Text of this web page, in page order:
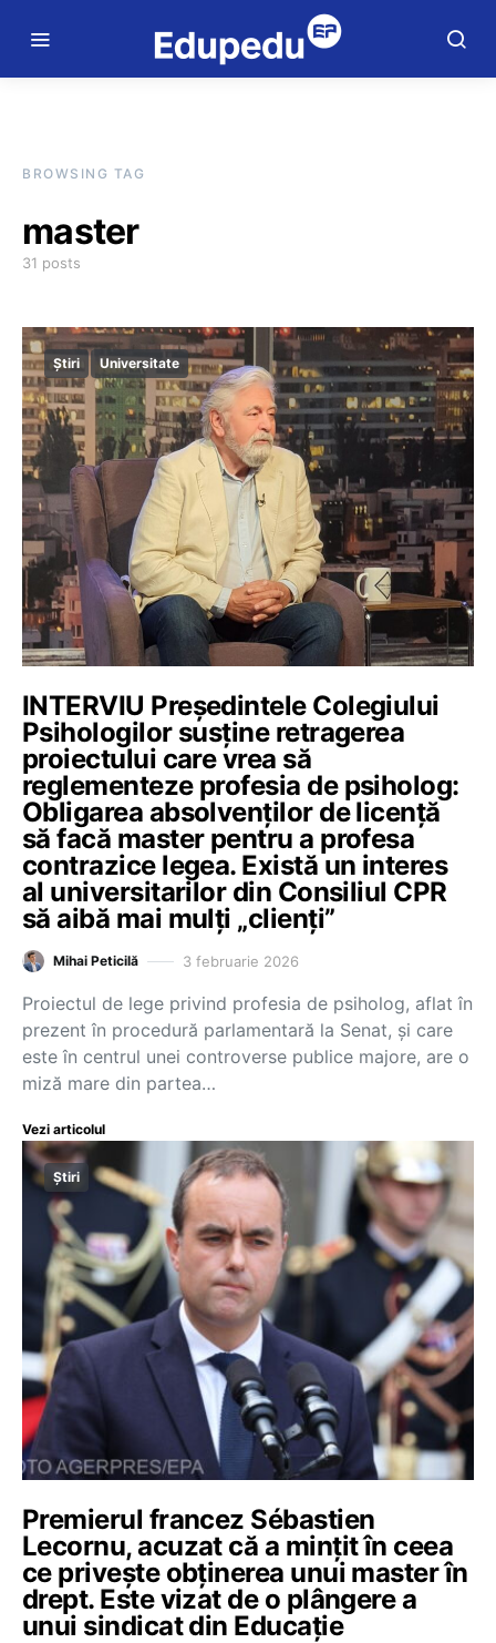
BROWSING TAG
master
31 posts
Știri Universitate
INTERVIU Președintele Colegiului
Psihologilor susține retragerea
proiectului care vrea să
reglementeze profesia de psiholog:
Obligarea absolvenților de licență
să facă master pentru a profesa
contrazice legea. Există un interes
al universitarilor din Consiliul CPR
să aibă mai mulți „clienți”
Mihai Peticilă 3 februarie 2026
Proiectul de lege privind profesia de psiholog, aflat în
prezent în procedură parlamentară la Senat, și care
este în centrul unei controverse publice majore, are o
miză mare din partea…
Vezi articolul
Știri
Premierul francez Sébastien
Lecornu, acuzat că a mințit în ceea
ce privește obținerea unui master în
drept. Este vizat de o plângere a
unui sindicat din Educație